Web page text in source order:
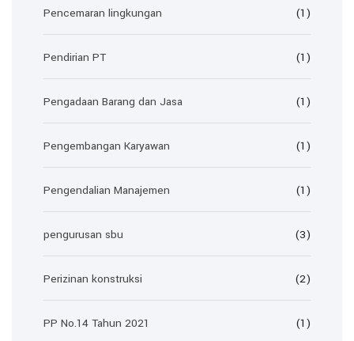
Pencemaran lingkungan (1)
Pendirian PT (1)
Pengadaan Barang dan Jasa (1)
Pengembangan Karyawan (1)
Pengendalian Manajemen (1)
pengurusan sbu (3)
Perizinan konstruksi (2)
PP No.14 Tahun 2021 (1)